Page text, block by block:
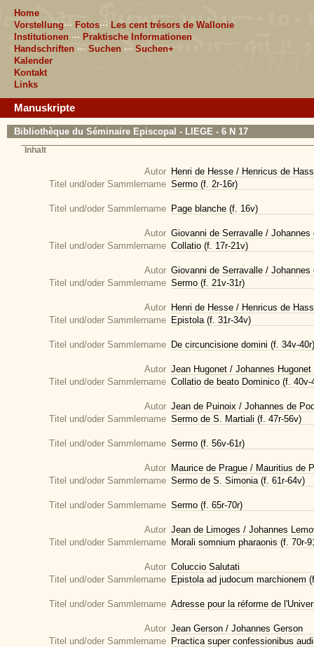
Home
Vorstellung··· Fotos··· Les cent trésors de Wallonie
Institutionen ··· Praktische Informationen
Handschriften ··· Suchen ··· Suchen+
Kalender
Kontakt
Links
Manuskripte
Bibliothèque du Séminaire Episcopal - LIEGE - 6 N 17
Inhalt
Autor Henri de Hesse / Henricus de
Titel und/oder Sammlername Sermo (f. 2r-16r)
Titel und/oder Sammlername Page blanche (f. 16v)
Autor Giovanni de Serravalle / Johannes
Titel und/oder Sammlername Collatio (f. 17r-21v)
Autor Giovanni de Serravalle / Johannes
Titel und/oder Sammlername Sermo (f. 21v-31r)
Autor Henri de Hesse / Henricus de
Titel und/oder Sammlername Epistola (f. 31r-34v)
Titel und/oder Sammlername De circuncisione domini (f. 34v-40r)
Autor Jean Hugonet / Johannes Hugonet
Titel und/oder Sammlername Collatio de beato Dominico (f. 40v-
Autor Jean de Puinoix / Johannes de
Titel und/oder Sammlername Sermo de S. Martiali (f. 47r-56v)
Titel und/oder Sammlername Sermo (f. 56v-61r)
Autor Maurice de Prague / Mauritius de
Titel und/oder Sammlername Sermo de S. Simonia (f. 61r-64v)
Titel und/oder Sammlername Sermo (f. 65r-70r)
Autor Jean de Limoges / Johannes
Titel und/oder Sammlername Morali somnium pharaonis (f. 70r-
Autor Coluccio Salutati
Titel und/oder Sammlername Epistola ad judocum marchionem
Titel und/oder Sammlername Adresse pour la réforme de
Autor Jean Gerson / Johannes Gerson
Titel und/oder Sammlername Practica super confessionibus